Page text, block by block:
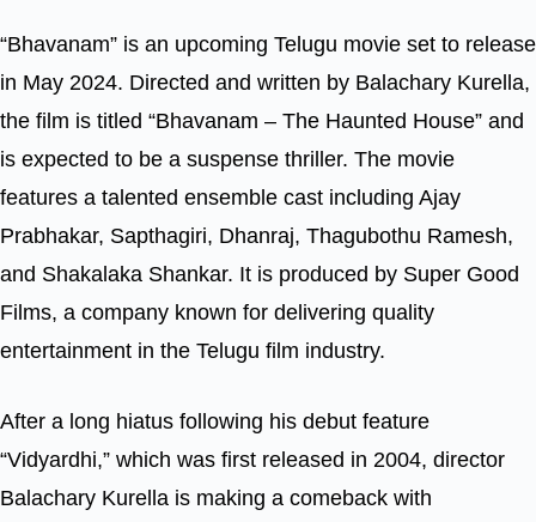
“Bhavanam” is an upcoming Telugu movie set to release
in May 2024. Directed and written by Balachary Kurella,
the film is titled “Bhavanam – The Haunted House” and
is expected to be a suspense thriller. The movie
features a talented ensemble cast including Ajay
Prabhakar, Sapthagiri, Dhanraj, Thagubothu Ramesh,
and Shakalaka Shankar. It is produced by Super Good
Films, a company known for delivering quality
entertainment in the Telugu film industry.
After a long hiatus following his debut feature
“Vidyardhi,” which was first released in 2004, director
Balachary Kurella is making a comeback with